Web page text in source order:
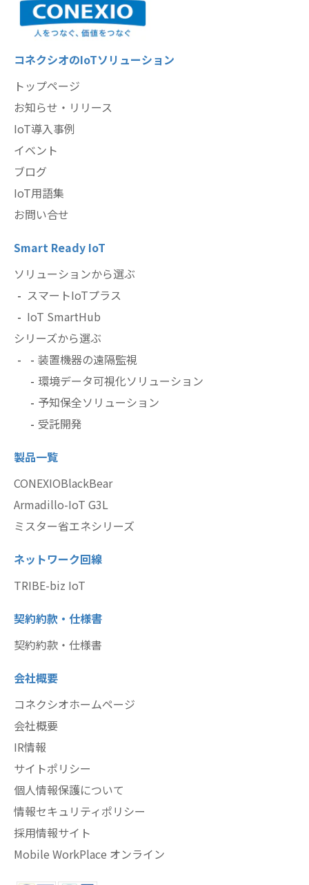
コネクシオのIoTソリューション
トップページ
お知らせ・リリース
IoT導入事例
イベント
ブログ
IoT用語集
お問い合せ
Smart Ready IoT
ソリューションから選ぶ
スマートIoTプラス
IoT SmartHub
シリーズから選ぶ
装置機器の遠隔監視
環境データ可視化ソリューション
予知保全ソリューション
受託開発
製品一覧
CONEXIOBlackBear
Armadillo-IoT G3L
ミスター省エネシリーズ
ネットワーク回線
TRIBE-biz IoT
契約約款・仕様書
契約約款・仕様書
会社概要
コネクシオホームページ
会社概要
IR情報
サイトポリシー
個人情報保護について
情報セキュリティポリシー
採用情報サイト
Mobile WorkPlace オンライン